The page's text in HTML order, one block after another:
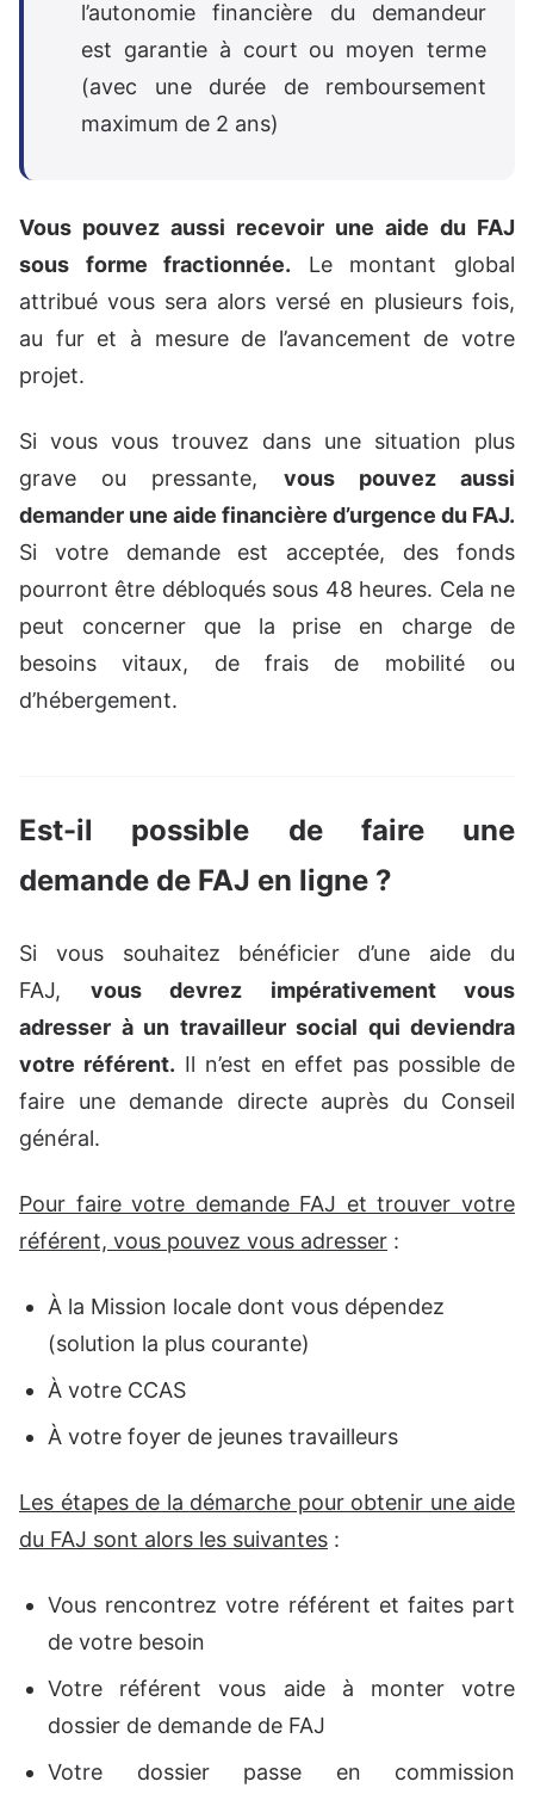
l’autonomie financière du demandeur
est garantie à court ou moyen terme
(avec une durée de remboursement
maximum de 2 ans)
Vous pouvez aussi recevoir une aide du FAJ
sous forme fractionnée. Le montant global
attribué vous sera alors versé en plusieurs fois,
au fur et à mesure de l’avancement de votre
projet.
Si vous vous trouvez dans une situation plus
grave ou pressante, vous pouvez aussi
demander une aide financière d’urgence du FAJ.
Si votre demande est acceptée, des fonds
pourront être débloqués sous 48 heures. Cela ne
peut concerner que la prise en charge de
besoins vitaux, de frais de mobilité ou
d’hébergement.
Est-il possible de faire une
demande de FAJ en ligne ?
Si vous souhaitez bénéficier d’une aide du
FAJ, vous devrez impérativement vous
adresser à un travailleur social qui deviendra
votre référent. Il n’est en effet pas possible de
faire une demande directe auprès du Conseil
général.
Pour faire votre demande FAJ et trouver votre
référent, vous pouvez vous adresser :
À la Mission locale dont vous dépendez
(solution la plus courante)
À votre CCAS
À votre foyer de jeunes travailleurs
Les étapes de la démarche pour obtenir une aide
du FAJ sont alors les suivantes :
Vous rencontrez votre référent et faites part
de votre besoin
Votre référent vous aide à monter votre
dossier de demande de FAJ
Votre dossier passe en commission